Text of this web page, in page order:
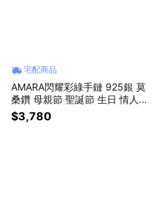
宅配商品
AMARA閃耀彩綠手鏈 925銀 莫
桑鑽 母親節 聖誕節 生日 情人節
禮物
$3,780